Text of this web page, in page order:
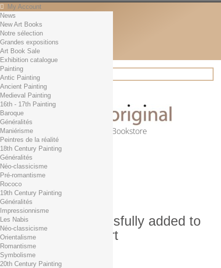
My Account
Contact
English
English
Français
News
Search
Online Art Bookstore
Cart (empty)
No products
Free shipping!
0,00 € Total
Check out
Product successfully added to
your shopping cart
Quantity
Total
News
New Art Books
Notre sélection
Grandes expositions
Art Book Sale
Exhibition catalogue
Painting
Antic Painting
Ancient Painting
Medieval Painting
16th - 17th Painting
Baroque
Généralités
Maniérisme
Peintres de la réalité
18th Century Painting
Généralités
Néo-classicisme
Pré-romantisme
Rococo
19th Century Painting
Généralités
Impressionnisme
Les Nabis
Néo-classicisme
Orientalisme
Romantisme
Symbolisme
20th Century Painting